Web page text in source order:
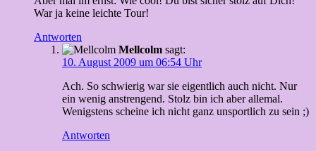
War ja keine leichte Tour!
Antworten
Mellcolm sagt:
10. August 2009 um 06:54 Uhr
Ach. So schwierig war sie eigentlich auch nicht. Nur
ein wenig anstrengend. Stolz bin ich aber allemal.
Wenigstens scheine ich nicht ganz unsportlich zu sein ;)
Antworten